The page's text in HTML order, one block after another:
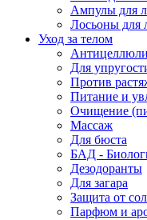
Ампулы для
Лосьоны для
Уход за телом
Для
Против
Питание и
Очищение
Массаж
Для бюста
БАД -
Дезодоранты
Для загара
Защита от
Парфюм и